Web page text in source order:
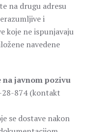
na drugu adresu
i
koje ne ispunjavaju
navedene
na javnom pozivu
874 (kontakt
se dostave nakon